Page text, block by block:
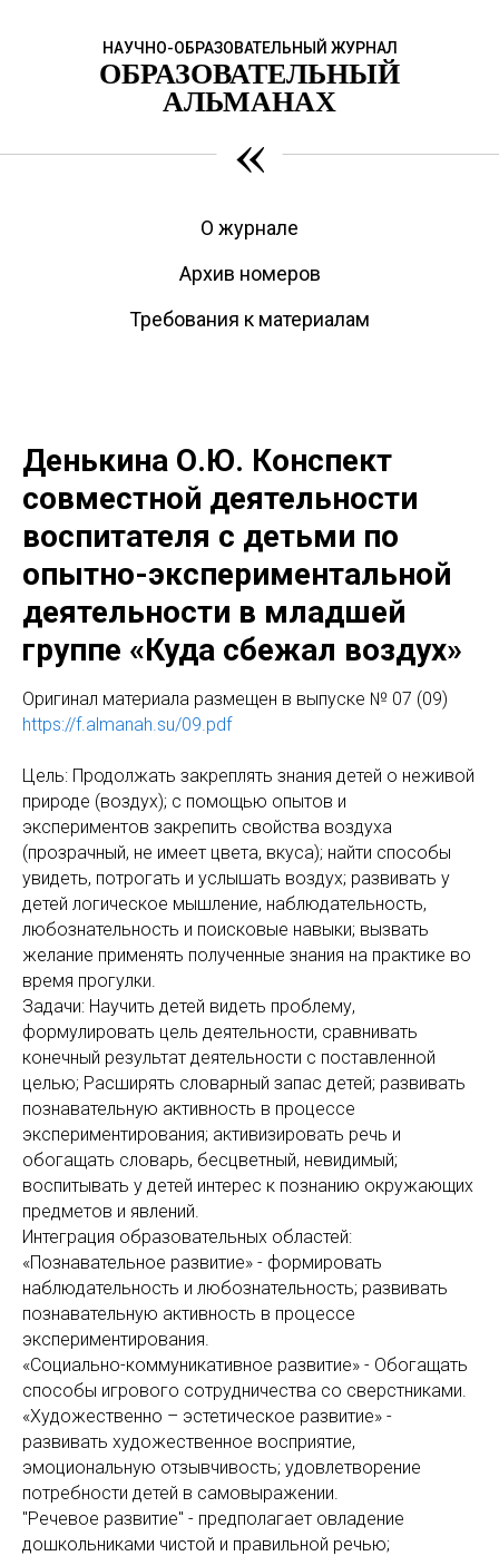
НАУЧНО-ОБРАЗОВАТЕЛЬНЫЙ ЖУРНАЛ
ОБРАЗОВАТЕЛЬНЫЙ
АЛЬМАНАХ
«
О журнале
Архив номеров
Требования к материалам
Денькина О.Ю. Конспект
совместной деятельности
воспитателя с детьми по
опытно-экспериментальной
деятельности в младшей
группе «Куда сбежал воздух»
Оригинaл материала размещен в выпуске № 07 (09)
https://f.almanah.su/09.pdf
Цель: Продолжать закреплять знания детей о неживой
природе (воздух); с помощью опытов и
экспериментов закрепить свойства воздуха
(прозрачный, не имеет цвета, вкуса); найти способы
увидеть, потрогать и услышать воздух; развивать у
детей логическое мышление, наблюдательность,
любознательность и поисковые навыки; вызвать
желание применять полученные знания на практике во
время прогулки.
Задачи: Научить детей видеть проблему,
формулировать цель деятельности, сравнивать
конечный результат деятельности с поставленной
целью; Расширять словарный запас детей; развивать
познавательную активность в процессе
экспериментирования; активизировать речь и
обогащать словарь, бесцветный, невидимый;
воспитывать у детей интерес к познанию окружающих
предметов и явлений.
Интеграция образовательных областей:
«Познавательное развитие» - формировать
наблюдательность и любознательность; развивать
познавательную активность в процессе
экспериментирования.
«Социально-коммуникативное развитие» - Обогащать
способы игрового сотрудничества со сверстниками.
«Художественно – эстетическое развитие» -
развивать художественное восприятие,
эмоциональную отзывчивость; удовлетворение
потребности детей в самовыражении.
"Речевое развитие" - предполагает овладение
дошкольниками чистой и правильной речью;